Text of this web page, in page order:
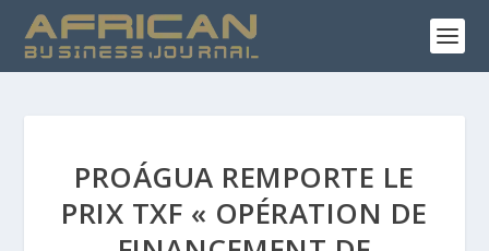
PROÁGUA REMPORTE LE
PRIX TXF « OPÉRATION DE